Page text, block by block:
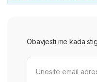
Obavjesti me kada